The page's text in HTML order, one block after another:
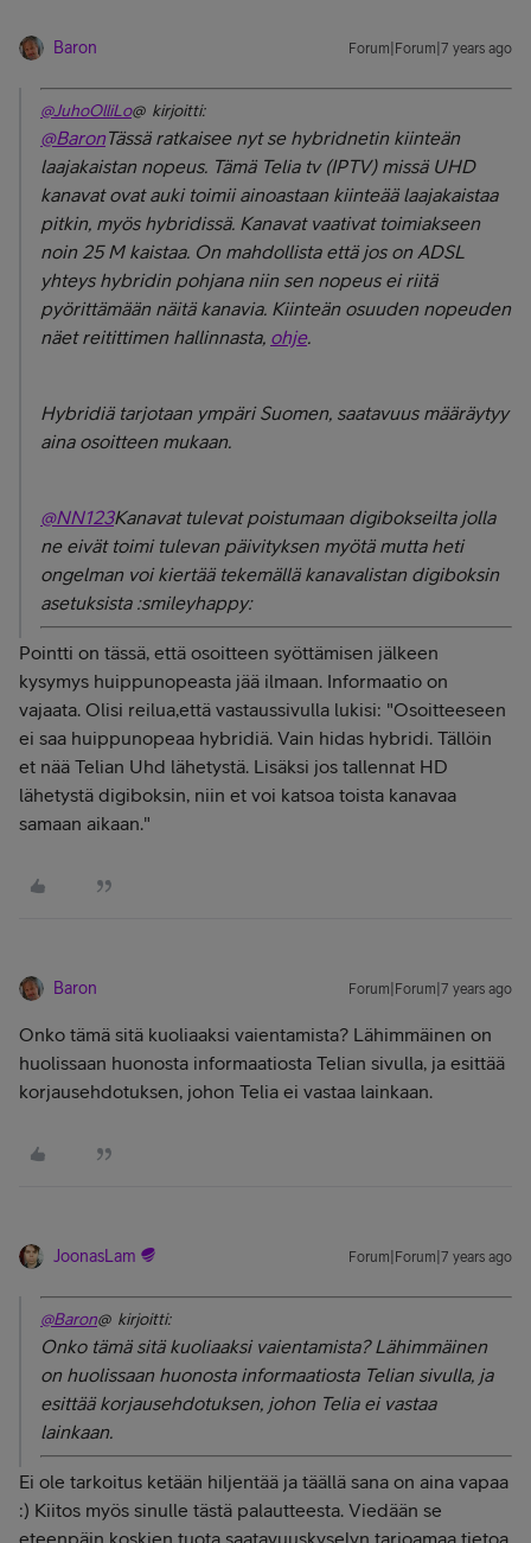
Baron Forum|Forum|7 years ago
@JuhoOlliLo@ kirjoitti:
@BaronTässä ratkaisee nyt se hybridnetin kiinteän
laajakaistan nopeus. Tämä Telia tv (IPTV) missä UHD
kanavat ovat auki toimii ainoastaan kiinteää laajakaistaa
pitkin, myös hybridissä. Kanavat vaativat toimiakseen
noin 25 M kaistaa. On mahdollista että jos on ADSL
yhteys hybridin pohjana niin sen nopeus ei riitä
pyörittämään näitä kanavia. Kiinteän osuuden nopeuden
näet reitittimen hallinnasta, ohje.
Hybridiä tarjotaan ympäri Suomen, saatavuus määräytyy
aina osoitteen mukaan.
@NN123Kanavat tulevat poistumaan digibokseilta jolla
ne eivät toimi tulevan päivityksen myötä mutta heti
ongelman voi kiertää tekemällä kanavalistan digiboksin
asetuksista :smileyhappy:
Pointti on tässä, että osoitteen syöttämisen jälkeen
kysymys huippunopeasta jää ilmaan. Informaatio on
vajaata. Olisi reilua,että vastaussivulla lukisi: "Osoitteeseen
ei saa huippunopeaa hybridiä. Vain hidas hybridi. Tällöin
et nää Telian Uhd lähetystä. Lisäksi jos tallennat HD
lähetystä digiboksin, niin et voi katsoa toista kanavaa
samaan aikaan."
Baron Forum|Forum|7 years ago
Onko tämä sitä kuoliaaksi vaientamista? Lähimmäinen on
huolissaan huonosta informaatiosta Telian sivulla, ja esittää
korjausehdotuksen, johon Telia ei vastaa lainkaan.
JoonasLam Forum|Forum|7 years ago
@Baron@ kirjoitti:
Onko tämä sitä kuoliaaksi vaientamista? Lähimmäinen
on huolissaan huonosta informaatiosta Telian sivulla, ja
esittää korjausehdotuksen, johon Telia ei vastaa
lainkaan.
Ei ole tarkoitus ketään hiljentää ja täällä sana on aina vapaa
:) Kiitos myös sinulle tästä palautteesta. Viedään se
eteenpäin koskien tuota saatavuuskyselyn tarjoamaa tietoa